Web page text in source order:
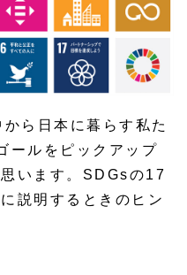
ら日本に暮らす私た
ールをピックアップ
います。SDGsの17
説明するときのヒン